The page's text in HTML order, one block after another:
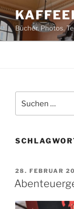
Zum
Inhalt
springenBücher. Photos.
nach:
AM
28. FEBRUAR